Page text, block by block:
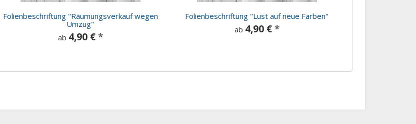
Folienbeschriftung "Räumungsverkauf wegen
Umzug"
ab 4,90 € *
Folienbeschriftung "Lust auf neue Farben"
ab 4,90 € *